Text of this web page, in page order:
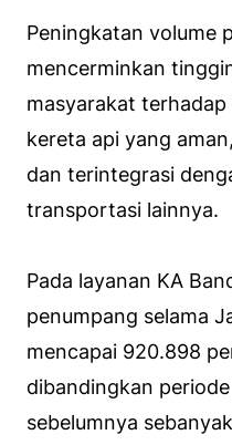
Peningkatan volume
mencerminkan
masyarakat
kereta api yang
dan terintegrasi
transportasi lainnya.
Pada layanan KA
penumpang selama
mencapai 920.898
dibandingkan
sebelumnya